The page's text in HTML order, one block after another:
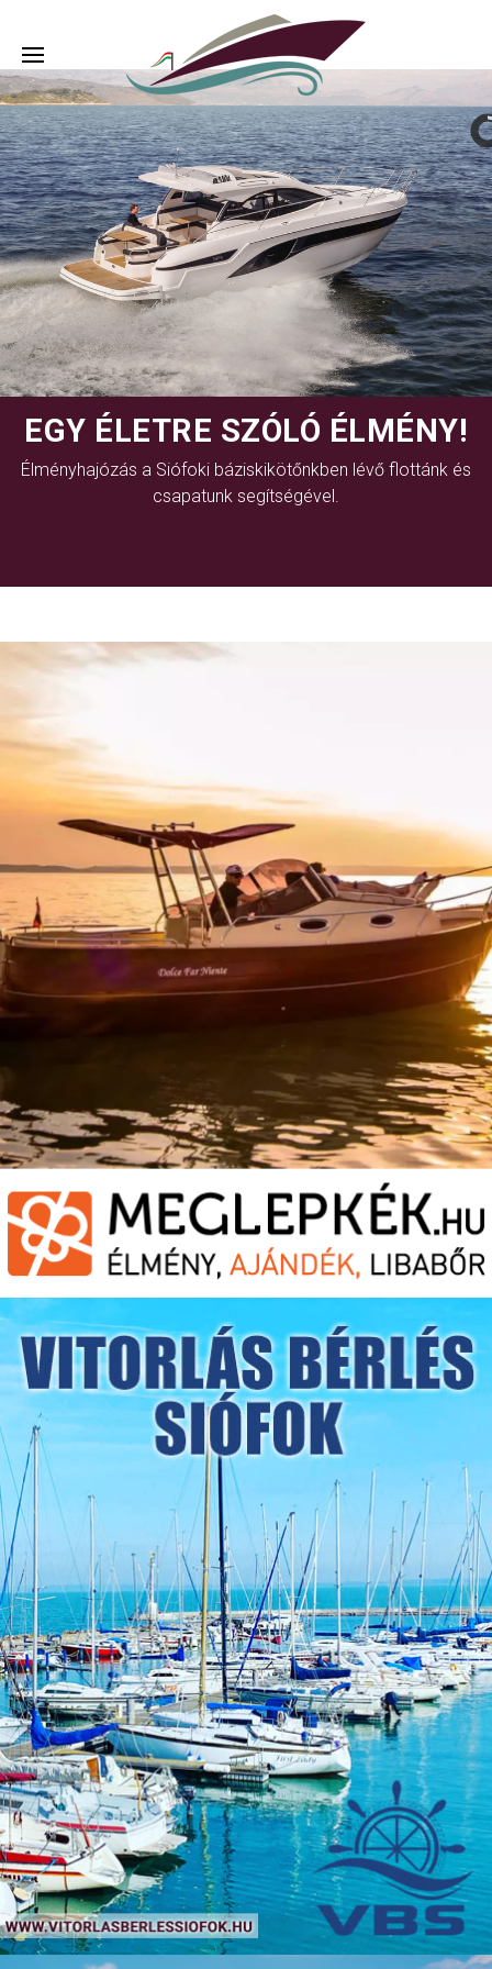
EGY ÉLETRE SZÓLÓ ÉLMÉNY!
Élményhajózás a Siófoki báziskikötőnkben lévő flottánk és
csapatunk segítségével.